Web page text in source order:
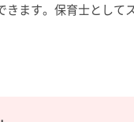
ます。保育士として